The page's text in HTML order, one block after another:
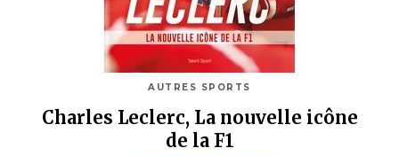
AUTRES SPORTS
Charles Leclerc, La nouvelle icône
de la F1